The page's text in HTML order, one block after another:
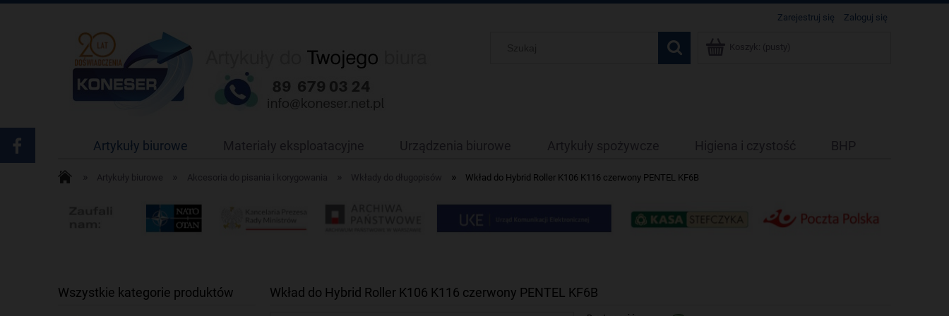
Zarejestruj się Zaloguj się
Koszyk: (pusty)
Artykuły biurowe Materiały eksploatacyjne Urządzenia biurowe Artykuły spożywcze Higiena i czystość BHP
Artykuły biurowe Akcesoria do pisania i korygowania Wkłady do długopisów » Wkład do Hybrid Roller K106 K116 czerwony PENTEL KF6B
Wszystkie kategorie produktów Wkład do Hybrid Roller K106 K116 czerwony PENTEL KF6B